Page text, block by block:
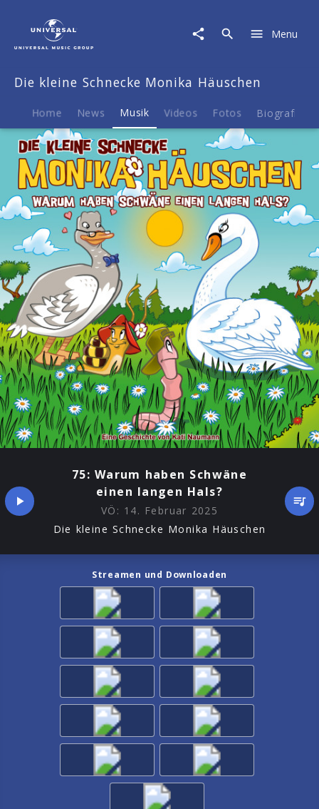
Schnecke
Monika
75:
Warum
haben
Schwäne
einen
langen
Hals?
Menu
Die kleine Schnecke Monika Häuschen
Home News Musik Videos Fotos Biografie
75: Warum haben Schwäne
einen langen Hals?
VÖ: 14. Februar 2025
Die kleine Schnecke Monika Häuschen
Streamen und Downloaden